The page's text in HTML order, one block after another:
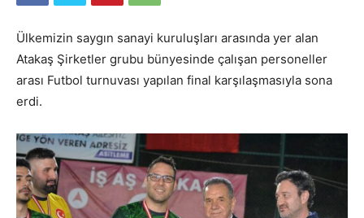
Ülkemizin saygın sanayi kuruluşları arasında yer alan
Atakaş Şirketler grubu bünyesinde çalışan personeller
arası Futbol turnuvası yapılan final karşılaşmasıyla sona
erdi.